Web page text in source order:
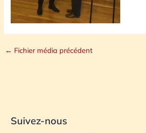
← Fichier média précédent
Suivez-nous